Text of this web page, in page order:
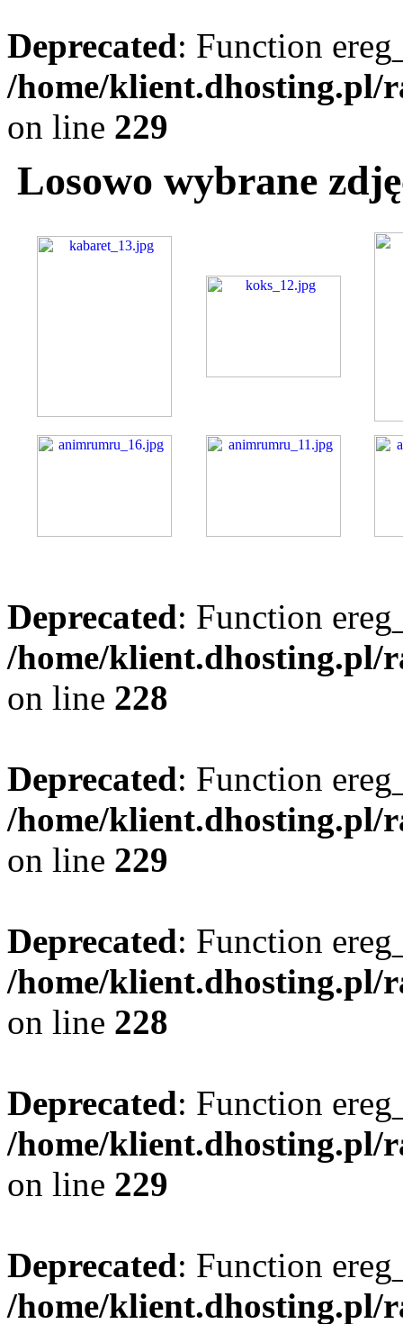
Deprecated: Function
/home/klient.dhosting.pl/
on line 229
Losowo wybrane
Deprecated: Function
/home/klient.dhosting.pl/
on line 228
Deprecated: Function
/home/klient.dhosting.pl/
on line 229
Deprecated: Function
/home/klient.dhosting.pl/
on line 228
Deprecated: Function
/home/klient.dhosting.pl/
on line 229
Deprecated: Function
/home/klient.dhosting.pl/